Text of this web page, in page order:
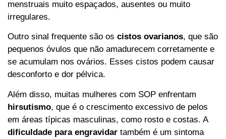
menstruais muito espaçados, ausentes ou muito
irregulares.
Outro sinal frequente são os cistos ovarianos, que são
pequenos óvulos que não amadurecem corretamente e
se acumulam nos ovários. Esses cistos podem causar
desconforto e dor pélvica.
Além disso, muitas mulheres com SOP enfrentam
hirsutismo, que é o crescimento excessivo de pelos
em áreas típicas masculinas, como rosto e costas. A
dificuldade para engravidar também é um sintoma